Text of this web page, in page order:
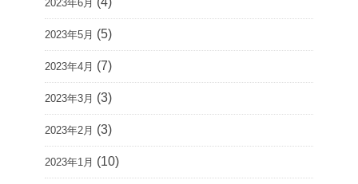
2023年6月
2023年5月 (5)
2023年4月 (7)
2023年3月 (3)
2023年2月 (3)
2023年1月 (10)